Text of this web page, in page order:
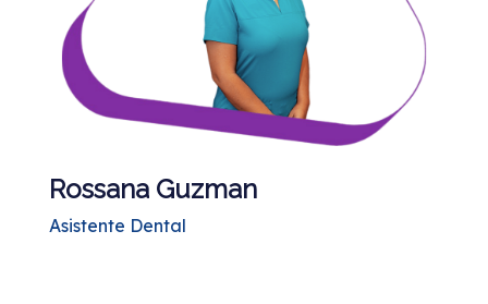
Rossana Guzman
Asistente Dental